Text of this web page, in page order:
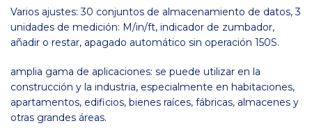
Varios ajustes: 30 conjuntos de almacenamiento de datos, 3
unidades de medición: M/in/ft, indicador de zumbador,
añadir o restar, apagado automático sin operación 150S.
amplia gama de aplicaciones: se puede utilizar en la
construcción y la industria, especialmente en habitaciones,
apartamentos, edificios, bienes raíces, fábricas, almacenes y
otras grandes áreas.